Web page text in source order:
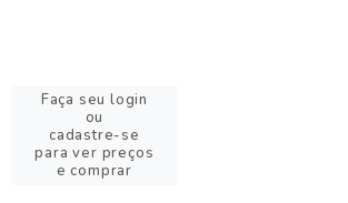
Faça seu login
ou
cadastre-se
para ver preços
e comprar